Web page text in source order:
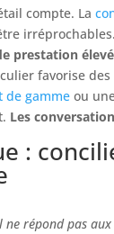
compte. La
prestation
favorise des
de gamme ou
Les
:
ne répond pas